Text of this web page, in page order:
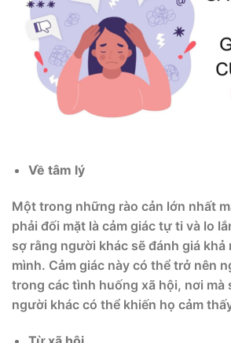
Về tâm lý
Một trong những rào cản lớn nhất
phải đối mặt là cảm giác tự ti và lo
sợ rằng người khác sẽ đánh giá khả
mình. Cảm giác này có thể trở nên
trong các tình huống xã hội, nơi mà
người khác có thể khiến họ cảm